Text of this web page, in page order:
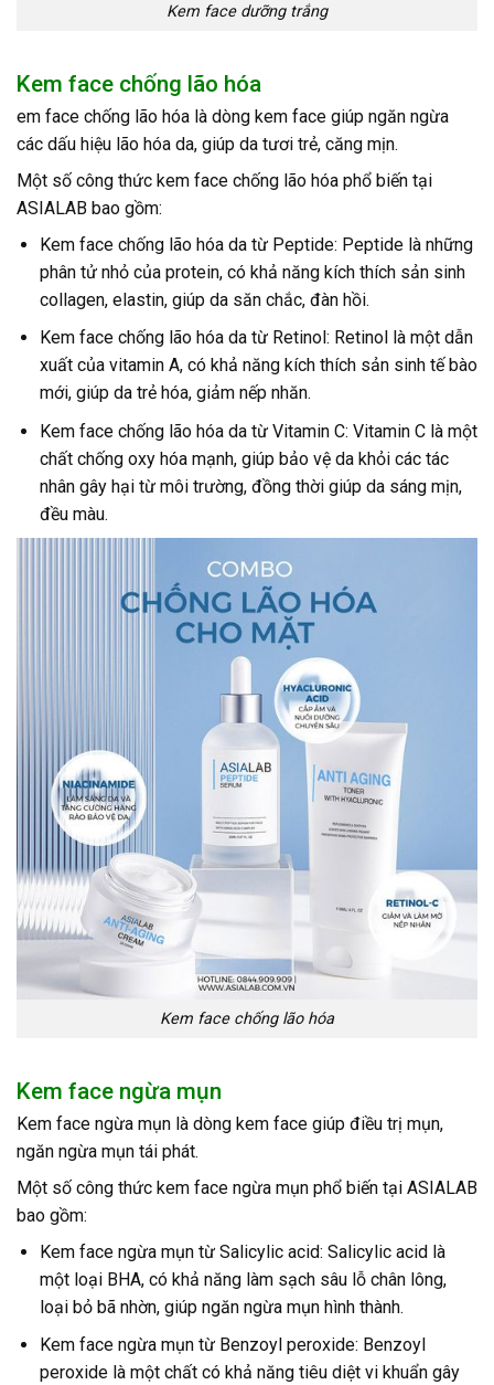
Kem face dưỡng trắng
Kem face chống lão hóa
em face chống lão hóa là dòng kem face giúp ngăn ngừa
các dấu hiệu lão hóa da, giúp da tươi trẻ, căng mịn.
Một số công thức kem face chống lão hóa phổ biến tại
ASIALAB bao gồm:
Kem face chống lão hóa da từ Peptide: Peptide là những
phân tử nhỏ của protein, có khả năng kích thích sản sinh
collagen, elastin, giúp da săn chắc, đàn hồi.
Kem face chống lão hóa da từ Retinol: Retinol là một dẫn
xuất của vitamin A, có khả năng kích thích sản sinh tế bào
mới, giúp da trẻ hóa, giảm nếp nhăn.
Kem face chống lão hóa da từ Vitamin C: Vitamin C là một
chất chống oxy hóa mạnh, giúp bảo vệ da khỏi các tác
nhân gây hại từ môi trường, đồng thời giúp da sáng mịn,
đều màu.
Kem face chống lão hóa
Kem face ngừa mụn
Kem face ngừa mụn là dòng kem face giúp điều trị mụn,
ngăn ngừa mụn tái phát.
Một số công thức kem face ngừa mụn phổ biến tại ASIALAB
bao gồm:
Kem face ngừa mụn từ Salicylic acid: Salicylic acid là
một loại BHA, có khả năng làm sạch sâu lỗ chân lông,
loại bỏ bã nhờn, giúp ngăn ngừa mụn hình thành.
Kem face ngừa mụn từ Benzoyl peroxide: Benzoyl
peroxide là một chất có khả năng tiêu diệt vi khuẩn gây